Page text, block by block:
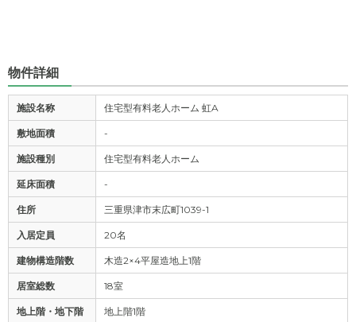
物件詳細
施設名称 住宅型有料老人ホーム 虹A
敷地面積 -
施設種別 住宅型有料老人ホーム
延床面積 -
住所 三重県津市末広町1039-1
入居定員 20名
建物構造階数 木造2×4平屋造地上1階
居室総数 18室
地上階・地下階 地上階1階